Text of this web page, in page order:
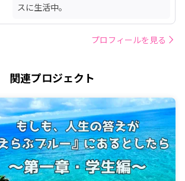
スに生活中。
プロフィールを見る
関連プロジェクト